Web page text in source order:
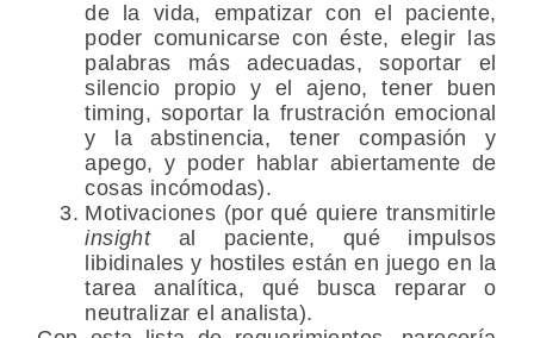
de la vida, empatizar con el paciente,
poder comunicarse con éste, elegir las
palabras más adecuadas, soportar el
silencio propio y el ajeno, tener buen
timing, soportar la frustración emocional
y la abstinencia, tener compasión y
apego, y poder hablar abiertamente de
cosas incómodas).
Motivaciones (por qué quiere transmitirle
insightal paciente, qué impulsos
libidinales y hostiles están en juego en la
tarea analítica, qué busca reparar o
neutralizar el analista).